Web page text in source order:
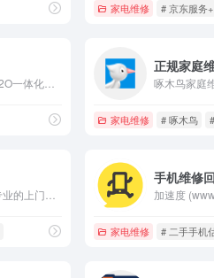
家电维修 # 京东服务+
正规家庭
家电维修 # 啄木鸟
手机维修
家电维修 # 二手手机